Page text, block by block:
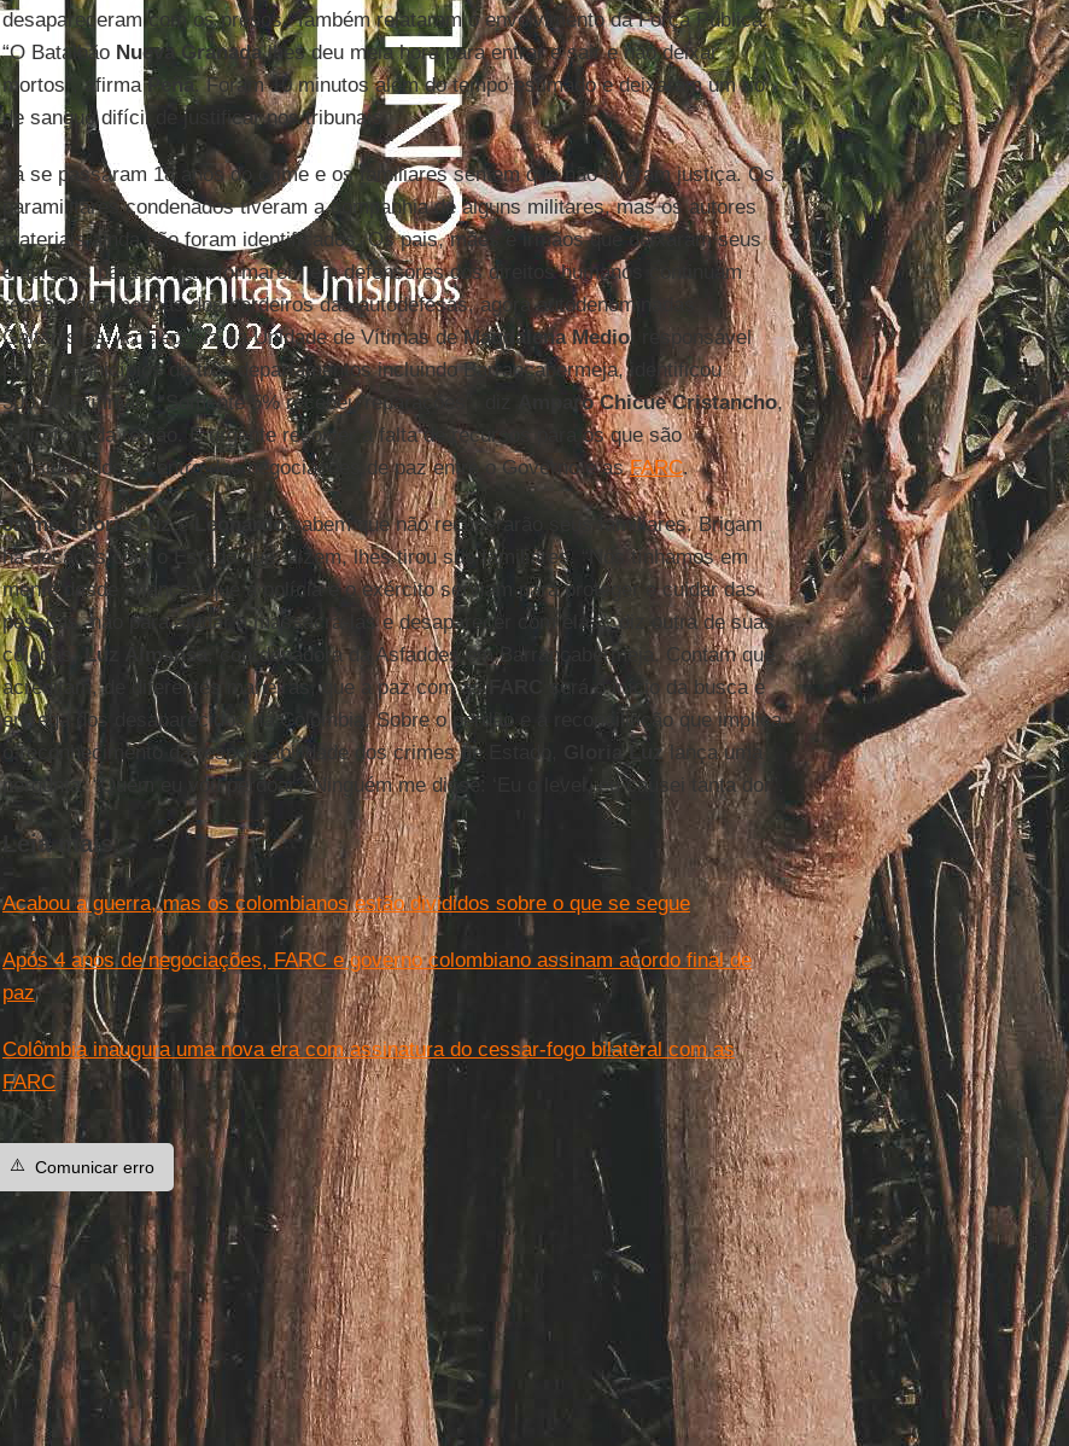
desapareceram com os presos. Também relataram o envolvimento da Força Pública.
“O Batalhão Nueva Granadalhes deu meia hora para entrar e sair e não deixar
mortos”, afirmaPeña. Foram 10 minutos além do tempo estimado e deixaram um rio
de sangue difícil de justificar nos tribunais.
Já se passaram 18 anos do crime e os familiares sentem que não tiveram justiça. Os
paramilitares condenados tiveram a companhia de alguns militares, mas os autores
materiais ainda não foram identificados. Os pais, mães e irmãos que deixaram seus
empregos para se transformarem em defensores dos direitos humanos continuam
recebendo ameaças dos herdeiros das autodefesas, agora autodenominadas
Gaitanistas. A delegacia da Unidade de Vítimas deMagdalena Medio, responsável
por 21 municípios de três departamentos incluindo Barrancabermeja, identificou
300.000 vítimas. “Somente 5% recebeu reparações”, diz
Amparo Chicue Cristancho,
a diretora da região. É urgente resolver a falta de recursos para os que são
considerados o centro das negociações de paz entre o Governo e as FARC.
Jaime,Gloria Luze Leonardosabem que não recuperarão seus familiares. Brigam
há décadas com o Estado que, dizem, lhes tirou sus familiares. “Nós tínhamos em
mente desde crianças que a polícia e o exército serviam para proteger e cuidar das
pessoas, não para ajudar a massacrá-las e desaparecer com elas”, diz outra de suas
colegas,
Luz Almansa
, coordenadora da Asfaddes em Barrancabermeja. Contam que
acreditam, de diferentes maneiras, que a paz com as
será o início da busca e
entrega dos desaparecidos na Colômbia. Sobre o perdão e a reconciliação que implica
o reconhecimento da responsabilidade dos crimes de Estado,
Gloria Luzlança uma
pergunta: “Quem eu vou perdoar? Ninguém me disse: ‘Eu o levei, eu causei tanta dor”.
Leia mais...
Acabou a guerra, mas os colombianos estão divididos sobre o que se segue
Após 4 anos de negociações, FARC e governo colombiano assinam acordo final de
paz
Colômbia inaugura uma nova era com assinatura do cessar-fogo bilateral com as
FARC
⚠️ Comunicar erro